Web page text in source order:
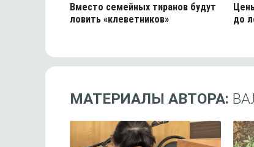
Вместо семейных тиранов будут
ловить «клеветников»
до
МАТЕРИАЛЫ АВТОРА: